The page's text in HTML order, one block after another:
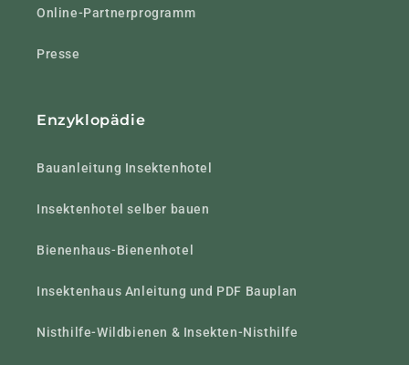
Online-Partnerprogramm
Presse
Enzyklopädie
Bauanleitung Insektenhotel
Insektenhotel selber bauen
Bienenhaus-Bienenhotel
Insektenhaus Anleitung und PDF Bauplan
Nisthilfe-Wildbienen & Insekten-Nisthilfe